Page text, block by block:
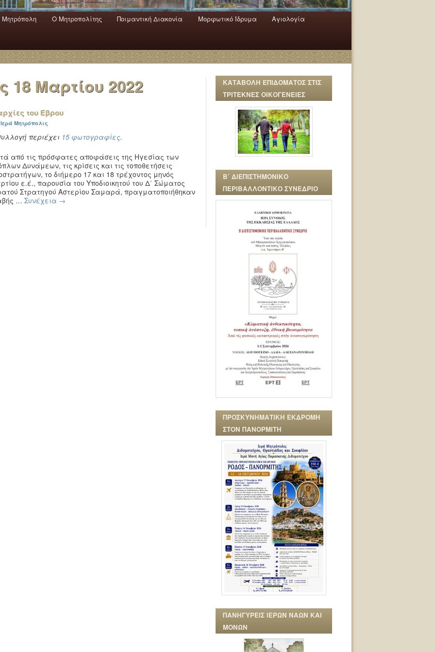
Mητρόπολη Ο Mητροπολίτης Ποιμαντική Διακονία Μορφωτικό Ίδρυμα Αγιολογία
18 Μαρτίου 2022
του Έβρου
Ιερά Μητρόπολις
περιέχει 15 φωτογραφίες.
από τις πρόσφατες αποφάσεις της Ηγεσίας των
Δυνάμεων, τις κρίσεις και τις τοποθετήσεις
το διήμερο 17 και 18 τρέχοντος μηνός
ε.έ., παρουσία του Υποδιοικητού του Δ΄ Σώματος
Στρατηγού Αστερίου Σαμαρά, πραγματοποιήθηκαν
… Συνέχεια →
ΚΑΤΑΒΟΛΗ ΕΠΙΔΟΜΑΤΟΣ ΣΤΙΣ
ΤΡΙΤΕΚΝΕΣ ΟΙΚΟΓΕΝΕΙΕΣ
Β΄ ΔΙΕΠΙΣΤΗΜΟΝΙΚΟ
ΠΕΡΙΒΑΛΛΟΝΤΙΚΟ ΣΥΝΕΔΡΙΟ
ΠΡΟΣΚΥΝΗΜΑΤΙΚΗ ΕΚΔΡΟΜΗ
ΣΤΟΝ ΠΑΝΟΡΜΙΤΗ
ΠΑΝΗΓΥΡΕΙΣ ΙΕΡΩΝ ΝΑΩΝ ΚΑΙ
ΜΟΝΩΝ